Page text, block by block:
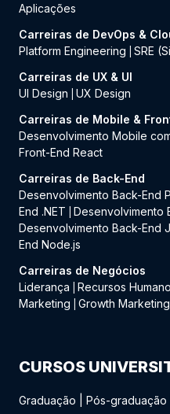
Aplicações
Carreiras de DevOps &
Platform Engineering
SRE
Carreiras de UX & UI
UI Design
UX Design
Carreiras de Mobile &
Desenvolvimento Mobile
Front-End React
Carreiras de Back-End
Desenvolvimento Back-End
End .NET
Desenvolvimento
Desenvolvimento Back-End
End Node.js
Carreiras de Negócios
Liderança
Recursos
Marketing
Growth Marketing
CURSOS
Graduação Pós-graduação